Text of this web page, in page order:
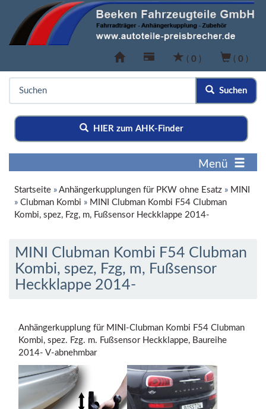
( 0 ) ( 0 )
Suchen
HIER zum AHK-Finder
Menü
Startseite » Anhängerkupplungen für PKW ohne Esatz » MINI
» Clubman Kombi » MINI Clubman Kombi F54 Clubman
Kombi, spez, Fzg, m, Fußsensor Heckklappe 2014-
MINI Clubman Kombi F54 Clubman
Kombi, spez, Fzg, m, Fußsensor
Heckklappe 2014-
Anhängerkupplung für MINI-Clubman Kombi F54 Clubman
Kombi, spez. Fzg. m. Fußsensor Heckklappe, Baureihe
2014- V-abnehmbar